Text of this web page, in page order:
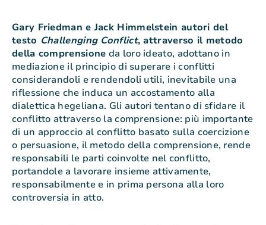
Gary Friedman e Jack Himmelstein autori del
testo Challenging Conflict, attraverso il metodo
della comprensione da loro ideato, adottano in
mediazione il principio di superare i conflitti
considerandoli e rendendoli utili, inevitabile una
riflessione che induca un accostamento alla
dialettica hegeliana. Gli autori tentano di sfidare il
conflitto attraverso la comprensione: più importante
di un approccio al conflitto basato sulla coercizione
o persuasione, il metodo della comprensione, rende
responsabili le parti coinvolte nel conflitto,
portandole a lavorare insieme attivamente,
responsabilmente e in prima persona alla loro
controversia in atto.